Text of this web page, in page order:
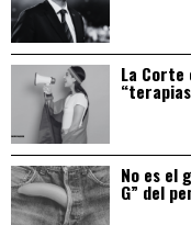
La Corte
No es el
G” del